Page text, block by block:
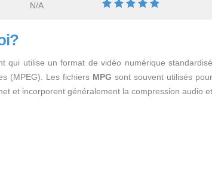
N/A
qui utilise un format de vidéo numérique standardisé
(MPEG). Les fichiers MPG sont souvent utilisés pour
et incorporent généralement la compression audio et